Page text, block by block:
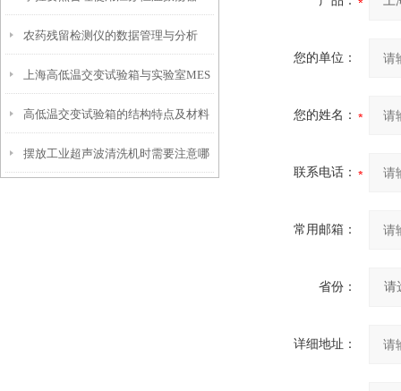
农药残留检测仪的数据管理与分析
上海高低温交变试验箱与实验室MES
系统对接的实施要点
高低温交变试验箱的结构特点及材料
选择有哪些考虑因素？
摆放工业超声波清洗机时需要注意哪
您的单位：
您的姓名：
联系电话：
常用邮箱：
省份：
详细地址：